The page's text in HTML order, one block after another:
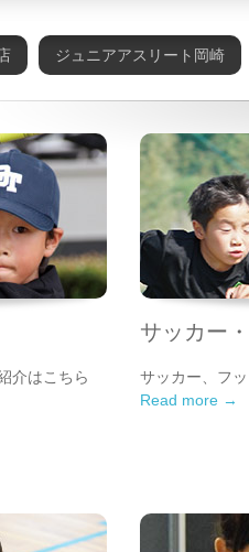
ジュニアアスリート岡崎
介はこちら
サッカー
サッカー、フ
Read more →